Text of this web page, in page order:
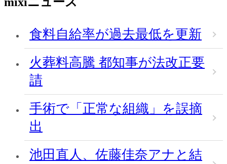
食料自給率が過去最低を更新
火葬料高騰 都知事が法改正要
請
手術で「正常な組織」を誤摘
出
池田直人、佐藤佳奈アナと結